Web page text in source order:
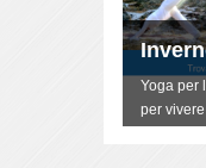
Yoga per
per